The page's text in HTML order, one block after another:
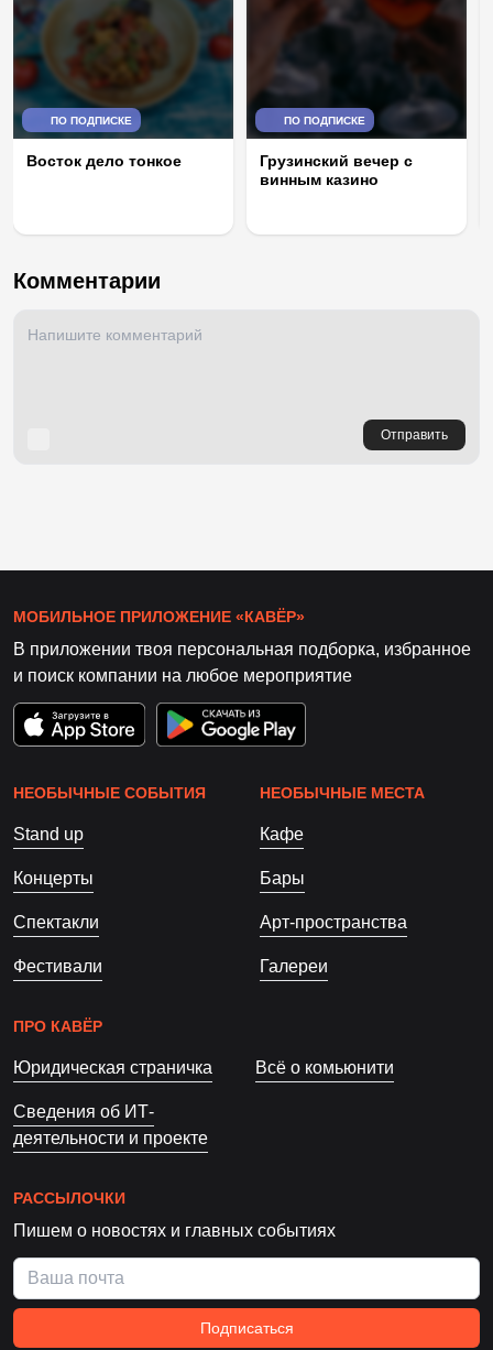
ПО ПОДПИСКЕ
Восток дело тонкое
ПО ПОДПИСКЕ
Грузинский вечер с
винным казино
Комментарии
Отправить
МОБИЛЬНОЕ ПРИЛОЖЕНИЕ «КАВЁР»
В приложении твоя персональная подборка, избранное
и поиск компании на любое мероприятие
НЕОБЫЧНЫЕ СОБЫТИЯ
Stand up
Концерты
Спектакли
Фестивали
НЕОБЫЧНЫЕ МЕСТА
Кафе
Бары
Арт-пространства
Галереи
ПРО КАВЁР
Юридическая страничка Всё о комьюнити
Сведения об ИТ-
деятельности и проекте
РАССЫЛОЧКИ
Пишем о новостях и главных событиях
Подписаться